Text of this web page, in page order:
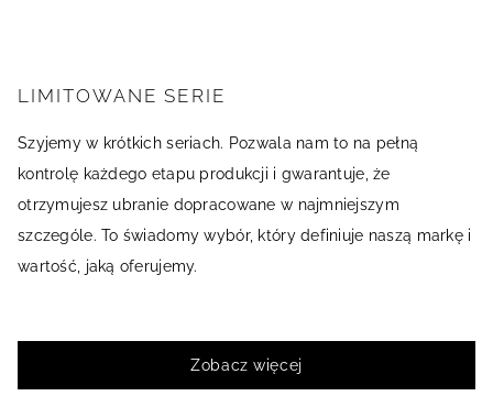
LIMITOWANE SERIE
Szyjemy w krótkich seriach. Pozwala nam to na pełną
kontrolę każdego etapu produkcji i gwarantuje, że
otrzymujesz ubranie dopracowane w najmniejszym
szczególe. To świadomy wybór, który definiuje naszą markę i
wartość, jaką oferujemy.
Zobacz więcej